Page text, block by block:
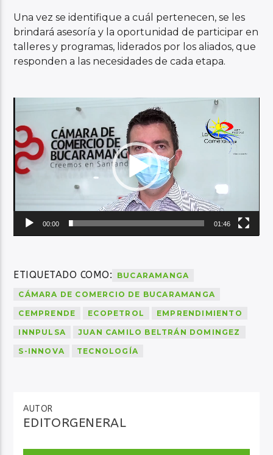
Una vez se identifique a cuál pertenecen, se les
brindará asesoría y la oportunidad de participar en
talleres y programas, liderados por los aliados, que
responden a las necesidades de cada etapa.
Reproductor
vídeo
00:00 01:46
ETIQUETADO COMO: BUCARAMANGA
CÁMARA DE COMERCIO DE BUCARAMANGA
CEMPRENDE ECOPETROL EMPRENDIMIENTO
INNPULSA JUAN CAMILO BELTRÁN DOMINGEZ
S-INNOVA TECNOLOGÍA
AUTOR
EDITORGENERAL